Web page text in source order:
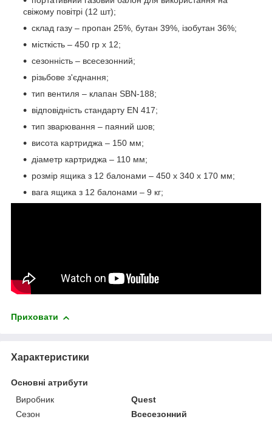
свіжому повітрі (12 шт);
склад газу – пропан 25%, бутан 39%, ізобутан 36%;
місткість – 450 гр x 12;
сезонність – всесезонний;
різьбове з'єднання;
тип вентиля – клапан SBN-188;
відповідність стандарту EN 417;
тип зварювання – паяний шов;
висота картриджа – 150 мм;
діаметр картриджа – 110 мм;
розмір ящика з 12 балонами – 450 x 340 x 170 мм;
вага ящика з 12 балонами – 9 кг;
Приховати
Характеристики
Основні атрибути
Виробник
Quest
Сезон
Всесезонний